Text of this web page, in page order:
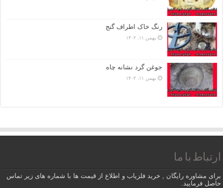
رنگ خاک اطراف گنج
بهمن ۱۱, ۱۴۰۲
جوغن گرد نشانه چاه
بهمن ۱۱, ۱۴۰۲
ارتباط با ما
برای مشاوره رایگان , خرید فلزیاب و اطلاع از قیمت ها با شماره های زیر تماس
حاصل فرمایید.